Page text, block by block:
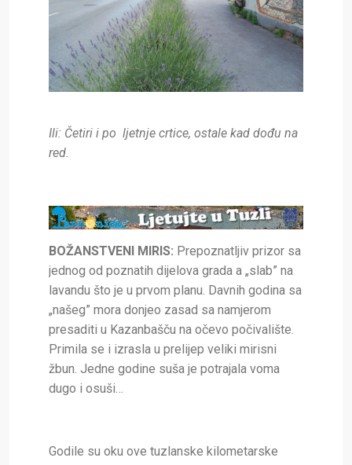
Ili: Četiri i po ljetnje crtice, ostale kad dođu na
red.
BOŽANSTVENI MIRIS: Prepoznatljiv prizor sa
jednog od poznatih dijelova grada a „slab” na
lavandu što je u prvom planu. Davnih godina sa
„našeg” mora donjeo zasad sa namjerom
presaditi u Kazanbašču na očevo počivalište.
Primila se i izrasla u prelijep veliki mirisni
žbun. Jedne godine suša je potrajala voma
dugo i osuši…
Godile su oku ove tuzlanske kilometarske